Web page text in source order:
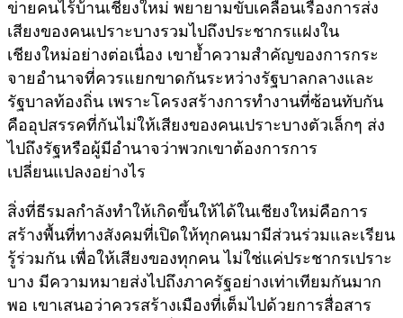
ข่ายคนไร้บ้านเชียงใหม่ พยายามขับเคลื่อนเรื่องการส่ง
เสียงของคนเปราะบางรวมไปถึงประชากรแฝงใน
เชียงใหม่อย่างต่อเนื่อง เขาย้ำความสำคัญของการกระ
จายอำนาจที่ควรแยกขาดกันระหว่างรัฐบาลกลางและ
รัฐบาลท้องถิ่น เพราะโครงสร้างการทำงานที่ซ้อนทับกัน
คืออุปสรรคที่กันไม่ให้เสียงของคนเปราะบางตัวเล็กๆ ส่ง
ไปถึงรัฐหรือผู้มีอำนาจว่าพวกเขาต้องการการ
เปลี่ยนแปลงอย่างไร
สิ่งที่ธีรมลกำลังทำให้เกิดขึ้นให้ได้ในเชียงใหม่คือการ
สร้างพื้นที่ทางสังคมที่เปิดให้ทุกคนมามีส่วนร่วมและเรียน
รู้ร่วมกัน เพื่อให้เสียงของทุกคน ไม่ใช่แค่ประชากรเปราะ
บาง มีความหมายส่งไปถึงภาครัฐอย่างเท่าเทียมกันมาก
พอ เขาเสนอว่าควรสร้างเมืองที่เต็มไปด้วยการสื่อสาร